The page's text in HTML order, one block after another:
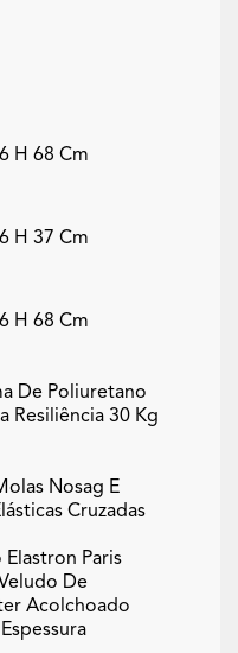
H 68 Cm
H 37 Cm
H 68 Cm
De Poliuretano
Resiliência 30 Kg
Nosag E
Cruzadas
Elastron Paris
De
Acolchoado